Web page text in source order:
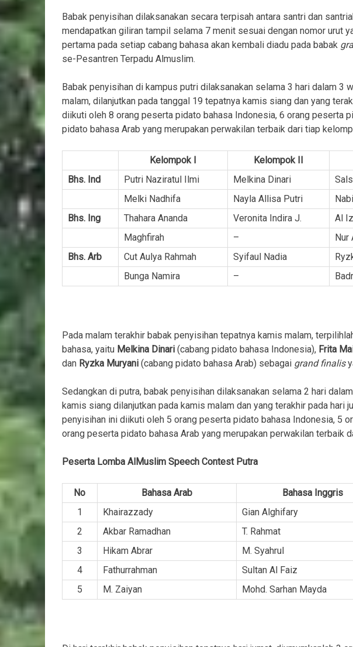
Babak penyisihan dilaksanakan secara terpisah antara santri dan
mendapatkan giliran tampil selama 7 menit sesuai dengan nomor urut
pertama pada setiap cabang bahasa akan kembali diadu pada babak
se-Pesantren Terpadu Almuslim.
Babak penyisihan di kampus putri dilaksanakan selama 3 hari dalam 3
malam, dilanjutkan pada tanggal 19 tepatnya kamis siang dan yang
diikuti oleh 8 orang peserta pidato bahasa Indonesia, 6 orang peserta
pidato bahasa Arab yang merupakan perwakilan terbaik dari tiap
Kelompok I Kelompok II
Bhs. Ind
Putri Naziratul Ilmi Melkina Dinari
Melki Nadhifa
Nayla Allisa Putri
Bhs. Ing
Thahara Ananda Veronita Indira J. Al
Maghfirah
– Nur
Bhs. Arb
Cut Aulya Rahmah Syifaul Nadia
Bunga Namira
–
Pada malam terakhir babak penyisihan tepatnya kamis malam,
bahasa, yaitu Melkina Dinari(cabang pidato bahasa Indonesia), Frita
dan Ryzka Muryani(cabang pidato bahasa Arab) sebagai grand finalis
Sedangkan di putra, babak penyisihan dilaksanakan selama 2 hari
kamis siang dilanjutkan pada kamis malam dan yang terakhir pada hari
penyisihan ini diikuti oleh 5 orang peserta pidato bahasa Indonesia, 5
orang peserta pidato bahasa Arab yang merupakan perwakilan terbaik
Peserta Lomba AlMuslim Speech Contest Putra
No Bahasa Arab Bahasa Inggris
1
Khairazzady Gian Alghifary
2
Akbar Ramadhan T. Rahmat
3
Hikam Abrar M. Syahrul
4
Fathurrahman Sultan Al Faiz
5
M. Zaiyan Mohd. Sarhan Mayda